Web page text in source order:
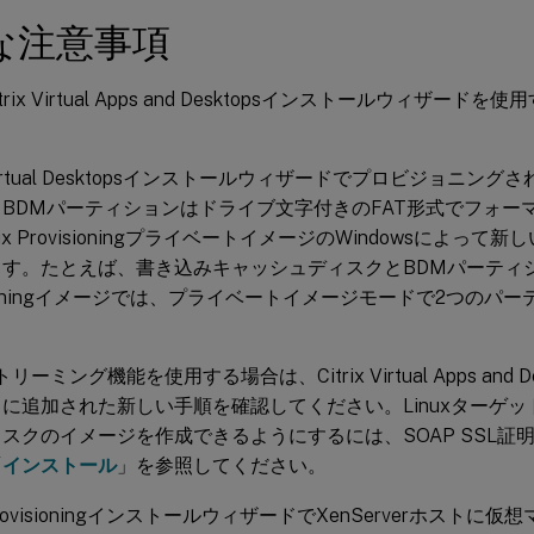
注意事項
Virtual Apps and Desktopsインストールウィザードを使
Desktopsインストールウィザードでプロビジョニングさ
パーティションはドライブ文字付きのFAT形式でフォー
ProvisioningプライベートイメージのWindowsによって新し
。たとえば、書き込みキャッシュディスクとBDMパーティ
イメージでは、プライベートイメージモードで2つのパー
リーミング機能を使用する場合は、Citrix Virtual Apps and
追加された新しい手順を確認してください。Linuxターゲ
クのイメージを作成できるようにするには、SOAP SSL証
インストール」を参照してください。
インストールウィザードでXenServerホストに仮想